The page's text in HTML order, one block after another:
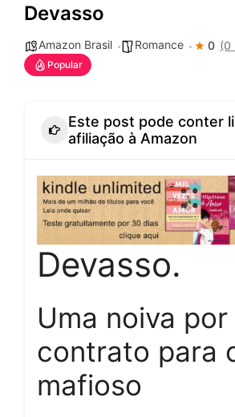
Devasso
Amazon Brasil Romance 0 (0
Popular
Este post pode conter
afiliação à Amazon
Devasso.
Uma noiva por
contrato para
mafioso